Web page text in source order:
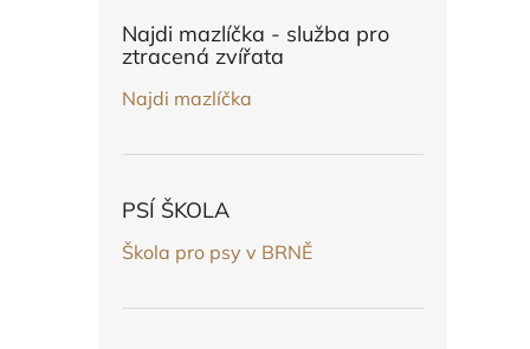
Najdi mazlíčka - služba pro
ztracená zvířata
Najdi mazlíčka
PSÍ ŠKOLA
Škola pro psy v BRNĚ